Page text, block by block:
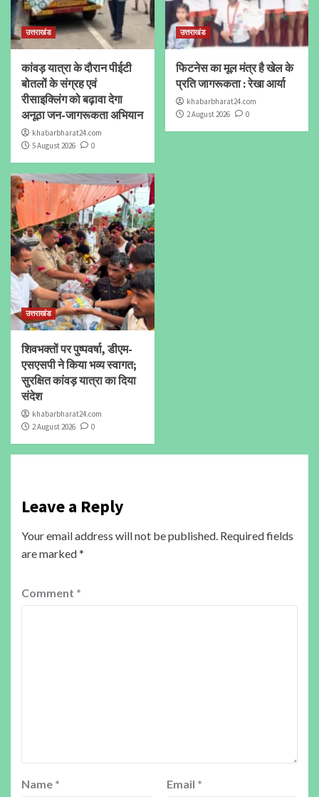
उत्तराखंड
कांवड़ यात्रा के दौरान पीईटी
बोतलों के संग्रह एवं
रीसाइक्लिंग को बढ़ावा देगा
अनूठा जन-जागरूकता अभियान
khabarbharat24.com
5 August 2026
0
उत्तराखंड
फिटनेस का मूल मंत्र है खेल के
प्रति जागरूकता : रेखा आर्या
khabarbharat24.com
2 August 2026
0
उत्तराखंड
शिवभक्तों पर पुष्पवर्षा, डीएम-
एसएसपी ने किया भव्य स्वागत;
सुरक्षित कांवड़ यात्रा का दिया
संदेश
khabarbharat24.com
2 August 2026
0
Leave a Reply
Your email address will not be published. Required fields
are marked*
Comment *
Name * Email *